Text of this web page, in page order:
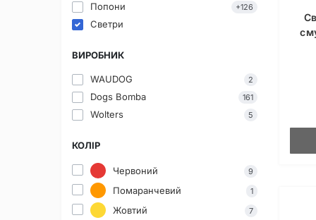
Попони +126
Светри
ВИРОБНИК
WAUDOG 2
Dogs Bomba 161
Wolters 5
КОЛІР
Червоний 9
Помаранчевий 1
Жовтий 7